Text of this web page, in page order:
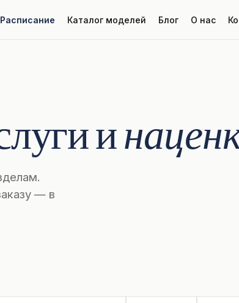
Расписание Каталог моделей Блог О нас
и
— в